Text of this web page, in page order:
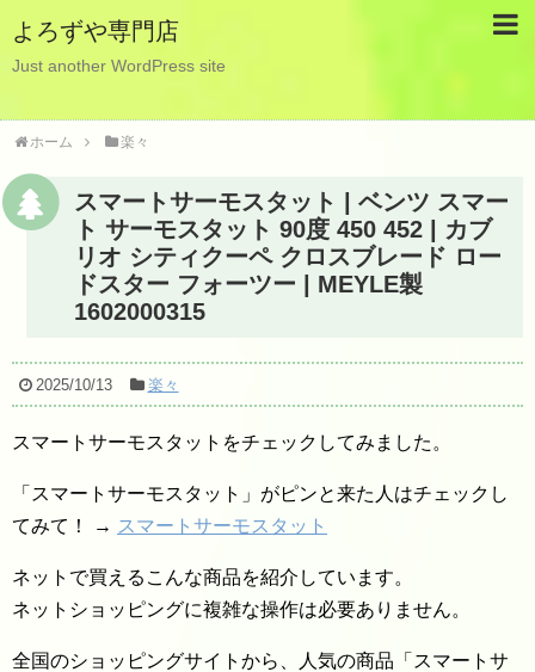
よろずや専門店
Just another WordPress site
ホーム 楽々
スマートサーモスタット | ベンツ スマー
ト サーモスタット 90度 450 452 | カブ
リオ シティクーペ クロスブレード ロー
ドスター フォーツー | MEYLE製
1602000315
2025/10/13 楽々
スマートサーモスタットをチェックしてみました。
「スマートサーモスタット」がピンと来た人はチェックし
てみて！ → スマートサーモスタット
ネットで買えるこんな商品を紹介しています。
ネットショッピングに複雑な操作は必要ありません。
全国のショッピングサイトから、人気の商品「スマートサ